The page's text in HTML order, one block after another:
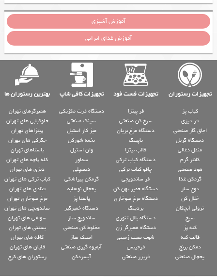
آموزش آشپزی
آموزش غذای ایرانی
تجهیزات رستوران تجهیزات فست فود تجهیزات کافی شاپ بهترین رستوران ها
کباب پز
فر دیزی
اجاق گاز صنعتی
دستگاه گریل
منقل ذغالی
کانتر گرم
هود صنعتی
گرمکن غذا
دوغ ساز
خلال کن
ترولی آبچکان
سیخ
کته پز
قالب کته
دمکن برنج
یخچال صنعتی
فر پیتزا
سرخ کن صنعتی
دستگاه مرغ بریان
تاپینگ
قالب پیتزا
دستگاه کباب ترکی
چاقو کباب ترکی
فر ساندویچی
دستگاه خمیر پهن کن
دستگاه مرغ سوخاری
بردینگ
دستگاه بلال تنوری
دستگاه همبرگر زن
شوت سیب زمینی
فرچیپس
فریزر صنعتی
دستگاه ذرت مکزیکی
سینک صنعتی
میز کار استیل
تخمه شورکن
وان استیل
سماور
دیسپلی
گرمکن پیراشکی
یخچال نوشابه
پاستا پز
دستگاه خمیرگیر
ساندویچ ساز
مخلوط کن صنعتی
اسنک ساز
آبمیوه گیری صنعتی
آبسردکن
همبرگرهای تهران
چلوکبابی های تهران
پیتزاهای تهران
جگرکی های تهران
پاستاهای تهران
کله پاچه های تهران
دیزی های تهران
کباب ترکی های تهران
قنادی های تهران
مرغ سوخاری تهران
ساندویچی های تهران
سوشی های تهران
بستنی های تهران
کافه های تهران
قلیان های تهران
رستوران های کرج